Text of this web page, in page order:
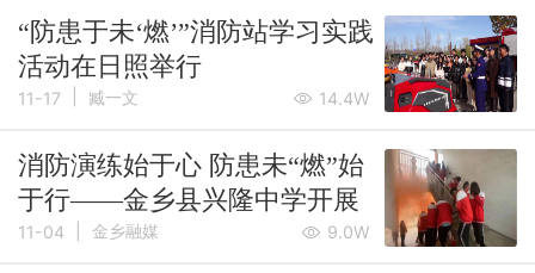
“防患于未‘燃’”消防站学习实践
活动在日照举行
11-17 臧一文 14.4W
消防演练始于心 防患未“燃”始
于行——金乡县兴隆中学开展
消防应急疏散演练活动
11-04 金乡融媒 9.0W